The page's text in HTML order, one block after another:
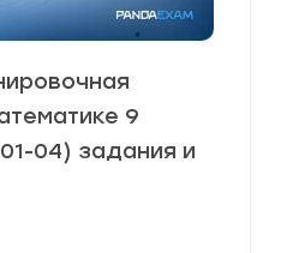
9
04) задания и